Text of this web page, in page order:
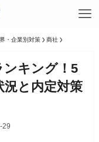
・企業別対策 商社
ンキング！5
況と内定対策
29